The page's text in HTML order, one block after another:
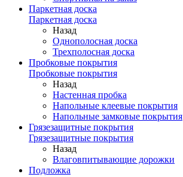
Паркетная доска
Паркетная доска
Назад
Однополосная доска
Трехполосная доска
Пробковые покрытия
Пробковые покрытия
Назад
Настенная пробка
Напольные клеевые покрытия
Напольные замковые покрытия
Грязезащитные покрытия
Грязезащитные покрытия
Назад
Влаговпитывающие дорожки
Подложка